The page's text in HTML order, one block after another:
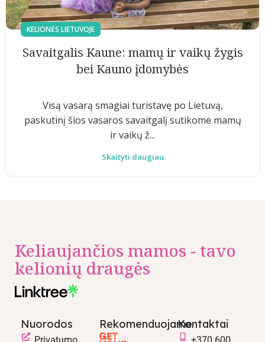
KELIONĖS LIETUVOJE
Savaitgalis Kaune: mamų ir vaikų žygis
bei Kauno įdomybės
Visą vasarą smagiai turistavę po Lietuvą,
paskutinį šios vasaros savaitgalį sutikome mamų
ir vaikų ž...
Skaityti daugiau
Keliaujančios mamos - tavo
kelionių draugės
Nuorodos RekomenduojameKontaktai